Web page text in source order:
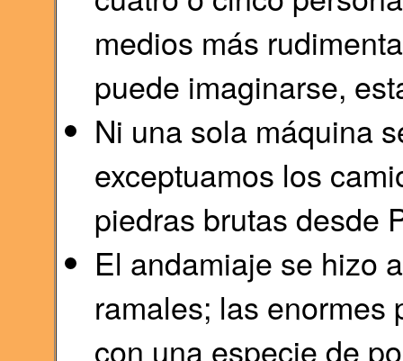
medios más
puede imaginarse,
Ni una sola máquina
exceptuamos los
piedras brutas desde
El andamiaje se hizo
ramales; las enormes
con una especie de